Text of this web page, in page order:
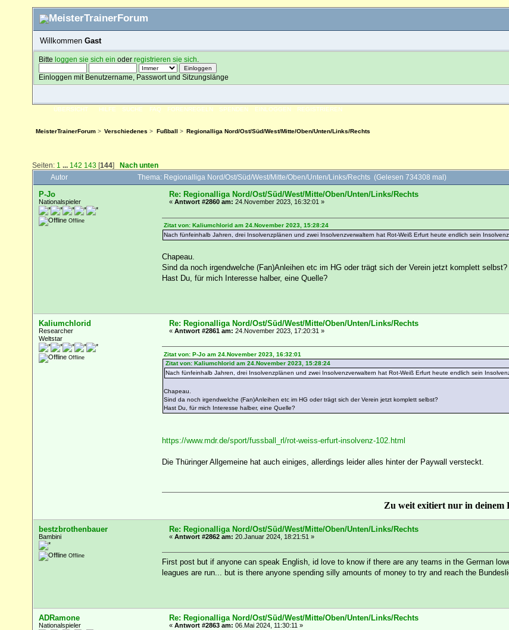
WillkommenGast
Bitte loggen sie sich ein oder registrieren sie sich
Einloggen mit Benutzername, Passwort und Sitzungslänge
ÜBERSICHT HILFE SUCHE FAQ FORENREGELN SPENDEN EINLOGGEN REGISTRIEREN
MeisterTrainerForum > Verschiedenes > Fußball > Regionalliga Nord/Ost/Süd/West/Mitte/Oben/Unten/Links/Rechts
Seiten: 1 ... 142 143[144] Nach unten
Autor Thema: Regionalliga Nord/Ost/Süd/West/Mitte/Oben/Unten/Links/Rechts (Gelesen 734308 mal)
P-Jo
Nationalspieler
Offline
Re: Regionalliga Nord/Ost/Süd/West/Mitte/Oben/Unten/Links/Rechts
« Antwort #2860 am: 24.November 2023, 16:32:01 »
Zitat von: Kaliumchlorid am 24.November 2023, 15:28:24
Nach fünfeinhalb Jahren, drei Insolvenzplänen und zwei Insolvenzverwaltern hat Rot-Weiß Erfurt heute endlich sein
Chapeau.
Sind da noch irgendwelche (Fan)Anleihen etc im HG oder trägt sich der Verein jetzt komplett selbst?
Hast Du, für mich Interesse halber, eine Quelle?
Kaliumchlorid
Researcher
Weltstar
Offline
Re: Regionalliga Nord/Ost/Süd/West/Mitte/Oben/Unten/Links/Rechts
« Antwort #2861 am: 24.November 2023, 17:20:31 »
Zitat von: P-Jo am 24.November 2023, 16:32:01
Zitat von: Kaliumchlorid am 24.November 2023, 15:28:24
Nach fünfeinhalb Jahren, drei Insolvenzplänen und zwei Insolvenzverwaltern hat Rot-Weiß Erfurt heute endlich sein
Chapeau.
Sind da noch irgendwelche (Fan)Anleihen etc im HG oder trägt sich der Verein jetzt komplett selbst?
Hast Du, für mich Interesse halber, eine Quelle?
https://www.mdr.de/sport/fussball_rl/rot-weiss-erfurt-insolvenz-102.html
Die Thüringer Allgemeine hat auch einiges, allerdings leider alles hinter der Paywall versteckt.
Zu weit exitiert nur in deinem
bestzbrothenbauer
Bambini
Offline
Re: Regionalliga Nord/Ost/Süd/West/Mitte/Oben/Unten/Links/Rechts
« Antwort #2862 am: 20.Januar 2024, 18:21:51 »
First post but if anyone can speak English, id love to know if there are any teams in the German
leagues are run... but is there anyone spending silly amounts of money to try and reach the
ADRamone
Nationalspieler
Re: Regionalliga Nord/Ost/Süd/West/Mitte/Oben/Unten/Links/Rechts
« Antwort #2863 am: 06.Mai 2024, 11:30:11 »